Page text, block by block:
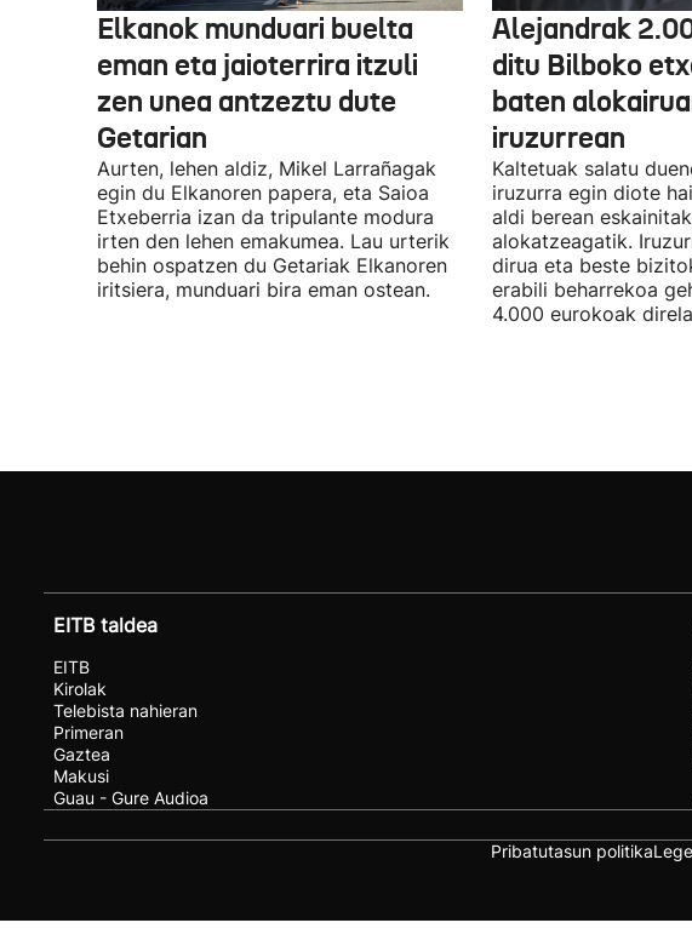
Elkanok munduari buelta
eman eta jaioterrira itzuli
zen unea antzeztu dute
Getarian
Aurten, lehen aldiz, Mikel Larrañagak
egin du Elkanoren papera, eta Saioa
Etxeberria izan da tripulante modura
irten den lehen emakumea. Lau urterik
behin ospatzen du Getariak Elkanoren
iritsiera, munduari bira eman ostean.
Alejandrak
ditu Bilboko
baten
iruzurrean
Kaltetuak salatu
iruzurra egin diote
aldi berean
alokatzeagatik.
dirua eta beste
erabili beharrekoa
4.000 eurokoak
EITB taldea
EITB
Kirolak
Telebista nahieran
Primeran
Gaztea
Makusi
Guau - Gure Audioa
Pribatutasun politika